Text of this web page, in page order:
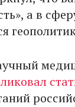
а в